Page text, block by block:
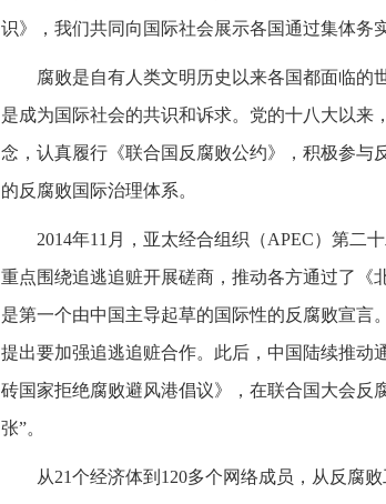
识》，我们共同向国际社会展示各国通过集体务
腐败是自有人类文明历史以来各国都面临的
是成为国际社会的共识和诉求。党的十八大以来
念，认真履行《联合国反腐败公约》，积极参与
的反腐败国际治理体系。
2014年11月，亚太经合组织（APEC）第二
重点围绕追逃追赃开展磋商，推动各方通过了《
是第一个由中国主导起草的国际性的反腐败宣言
提出要加强追逃追赃合作。此后，中国陆续推动
砖国家拒绝腐败避风港倡议》，在联合国大会反
张”。
从21个经济体到120多个网络成员，从反腐